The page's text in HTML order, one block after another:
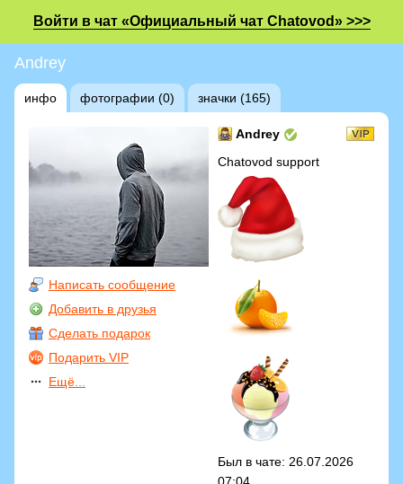
Войти в чат «Официальный чат Chatovod» >>>
Andrey
инфо фотографии (0) значки (165)
Написать сообщение
Добавить в друзья
Сделать подарок
Подарить VIP
Ещё...
Andrey
Chatovod support
Был в чате: 26.07.2026